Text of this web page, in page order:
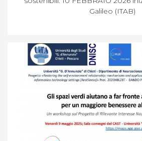
Galileo (ITAB)